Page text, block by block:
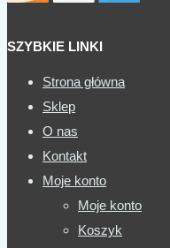
SZYBKIE LINKI
Strona główna
Sklep
O nas
Kontakt
Moje konto
Moje konto
Koszyk